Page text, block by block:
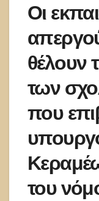
Οι
θέλουν
των
που
του